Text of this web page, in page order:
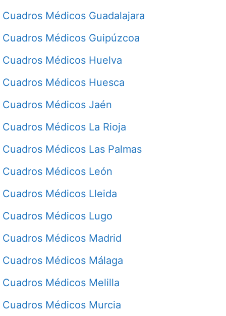
Cuadros Médicos Guadalajara
Cuadros Médicos Guipúzcoa
Cuadros Médicos Huelva
Cuadros Médicos Huesca
Cuadros Médicos Jaén
Cuadros Médicos La Rioja
Cuadros Médicos Las Palmas
Cuadros Médicos León
Cuadros Médicos Lleida
Cuadros Médicos Lugo
Cuadros Médicos Madrid
Cuadros Médicos Málaga
Cuadros Médicos Melilla
Cuadros Médicos Murcia